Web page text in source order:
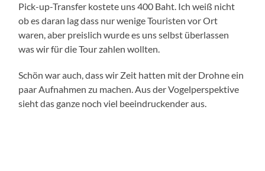
Pick-up-Transfer kostete uns 400 Baht. Ich weiß nicht
ob es daran lag dass nur wenige Touristen vor Ort
waren, aber preislich wurde es uns selbst überlassen
was wir für die Tour zahlen wollten.
Schön war auch, dass wir Zeit hatten mit der Drohne ein
paar Aufnahmen zu machen. Aus der Vogelperspektive
sieht das ganze noch viel beeindruckender aus.